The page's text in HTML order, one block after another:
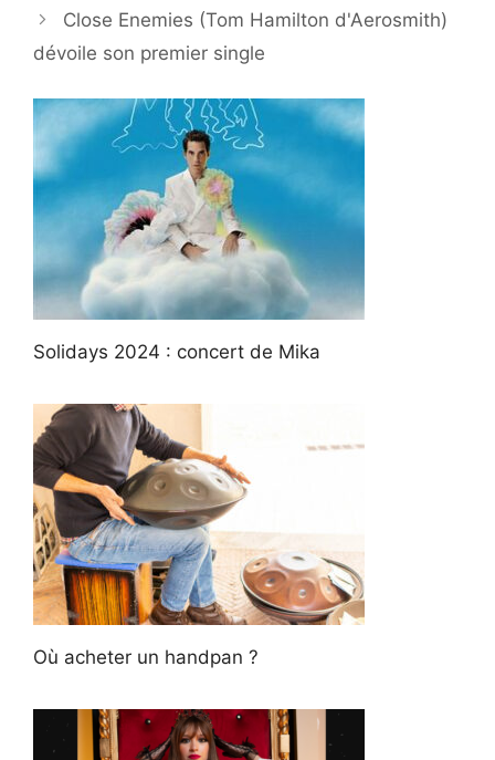
Close Enemies (Tom Hamilton d'Aerosmith)
dévoile son premier single
Solidays 2024 : concert de Mika
Où acheter un handpan ?